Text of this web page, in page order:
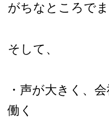
がちなところで
そして、
・声が大きく、
働く